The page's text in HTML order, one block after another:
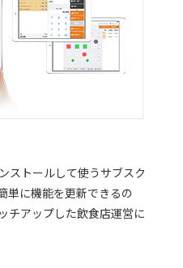
ストールして使うサブスク
単に機能を更新できるの
チアップした飲食店運営に